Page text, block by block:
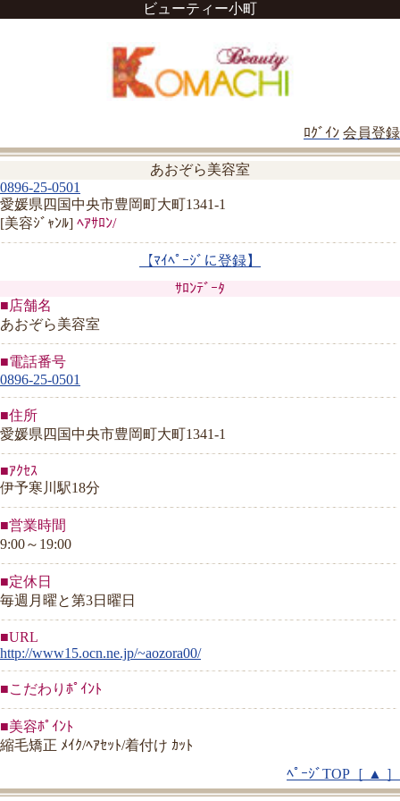
ビューティー小町
ﾛｸﾞｲﾝ 会員登録
あおぞら美容室
0896-25-0501
愛媛県四国中央市豊岡町大町1341-1
[美容ｼﾞｬﾝﾙ] ﾍｱｻﾛﾝ/
【ﾏｲﾍﾟｰｼﾞに登録】
ｻﾛﾝﾃﾞｰﾀ
■店舗名
あおぞら美容室
■電話番号
0896-25-0501
■住所
愛媛県四国中央市豊岡町大町1341-1
■ｱｸｾｽ
伊予寒川駅18分
■営業時間
9:00～19:00
■定休日
毎週月曜と第3日曜日
■URL
http://www15.ocn.ne.jp/~aozora00/
■こだわりﾎﾟｲﾝﾄ
■美容ﾎﾟｲﾝﾄ
縮毛矯正 ﾒｲｸ/ﾍｱｾｯﾄ/着付け ｶｯﾄ
ﾍﾟｰｼﾞTOP［ ▲ ］